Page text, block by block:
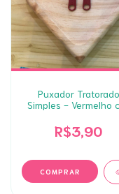
Puxador Tratorado
Simples - Vermelho
R$3,90